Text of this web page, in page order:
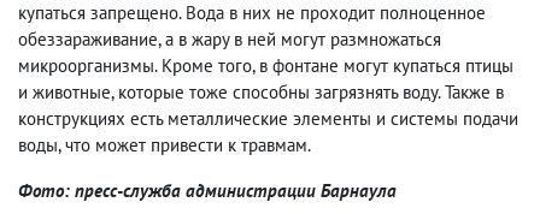
купаться запрещено. Вода в них не проходит полноценное
обеззараживание, а в жару в ней могут размножаться
микроорганизмы. Кроме того, в фонтане могут купаться птицы
и животные, которые тоже способны загрязнять воду. Также в
конструкциях есть металлические элементы и системы подачи
воды, что может привести к травмам.
Фото: пресс-служба администрации Барнаула